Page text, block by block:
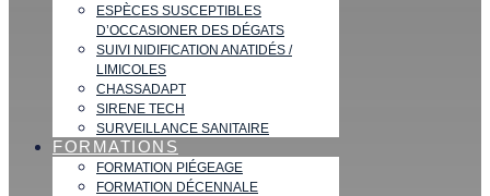
ESPÈCES SUSCEPTIBLES
D’OCCASIONER DES DÉGATS
SUIVI NIDIFICATION ANATIDÉS /
LIMICOLES
CHASSADAPT
SIRENE TECH
SURVEILLANCE SANITAIRE
FORMATIONS
FORMATION PIÉGEAGE
FORMATION DÉCENNALE